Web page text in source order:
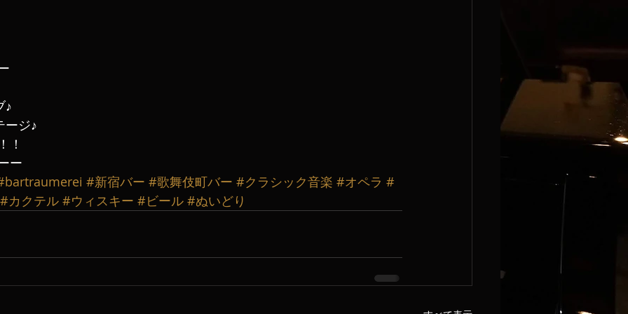
♪
ージ♪
！
ー
#新宿バー #歌舞伎町バー #クラシック音楽 #オペラ #
#カクテル #ウィスキー #ビール #ぬいどり